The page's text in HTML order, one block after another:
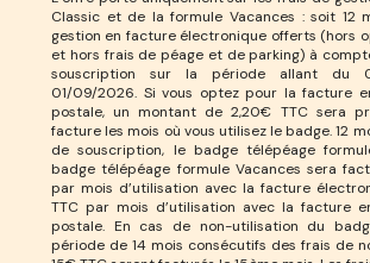
Classic et de la formule Vacances : soit 12
gestion en facture électronique offerts (hors
et hors frais de péage et de parking) à
souscription sur la période allant du
01/09/2026. Si vous optez pour la facture
postale, un montant de 2,20€ TTC sera
facture les mois où vous utilisez le badge. 12
de souscription, le badge télépéage
badge télépéage formule Vacances sera
par mois d’utilisation avec la facture
TTC par mois d’utilisation avec la facture
postale. En cas de non-utilisation du
période de 14 mois consécutifs des frais de